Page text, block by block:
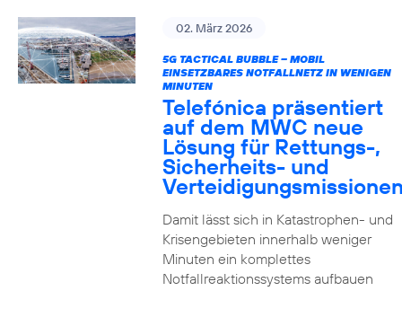
02. März 2026
5G TACTICAL BUBBLE – MOBIL
EINSETZBARES NOTFALLNETZ IN WENIGEN
MINUTEN
Telefónica präsentiert
auf dem MWC neue
Lösung für Rettungs-,
Sicherheits- und
Damit lässt sich in Katastrophen- und
Krisengebieten innerhalb weniger
Minuten ein komplettes
Notfallreaktionssystems aufbauen